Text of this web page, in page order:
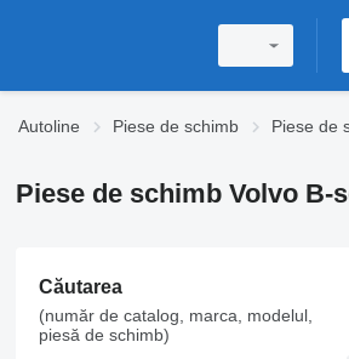
Autoline Piese de schimb Piese de
Piese de schimb Volvo B-
Căutarea
(număr de catalog, marca, modelul,
piesă de schimb)